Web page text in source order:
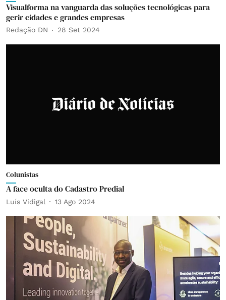
Visualforma na vanguarda das soluções tecnológicas para
gerir cidades e grandes empresas
Redação DN 28 Set 2024
Colunistas
A face oculta do Cadastro Predial
Luís Vidigal 13 Ago 2024